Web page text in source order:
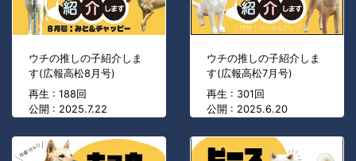
ウチの推しの子紹介しま
す(広報高松8月号)
再生 : 188回
公開 : 2025.7.22
ウチの推しの子紹介しま
す(広報高松7月号)
再生 : 301回
公開 : 2025.6.20